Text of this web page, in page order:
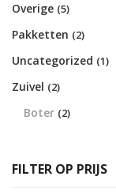
Overige (5)
Pakketten (2)
Uncategorized (1)
Zuivel (2)
Boter (2)
FILTER OP PRIJS